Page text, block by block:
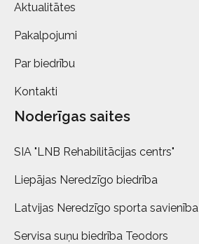
Aktualitātes
Pakalpojumi
Par biedrību
Kontakti
Noderīgas saites
SIA "LNB Rehabilitācijas centrs"
Liepājas Neredzīgo biedrība
Latvijas Neredzīgo sporta savienība
Servisa suņu biedrība Teodors